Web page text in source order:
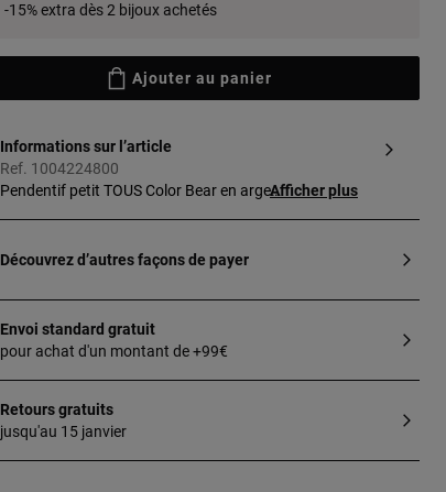
-15% extra dès 2 bijoux achetés
Ajouter au panier
Informations sur l’article
Ref. 1004224800
Pendentif petit TOUS Color Bear en argent
motif : 14 mm. La chaîne n’est pas incluse
Afficher plus
Découvrez d’autres façons de payer
Envoi standard gratuit
pour achat d'un montant de +99€
Retours gratuits
jusqu'au 15 janvier